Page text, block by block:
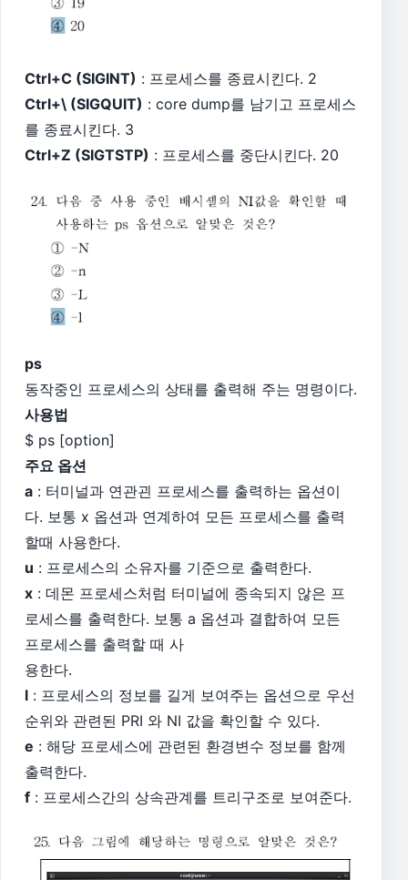
Ctrl+C (SIGINT) : 프로세스를 종료시킨다. 2
Ctrl+\ (SIGQUIT) : core dump를 남기고 프로세스
를 종료시킨다. 3
Ctrl+Z (SIGTSTP) : 프로세스를 중단시킨다. 20
ps
동작중인 프로세스의 상태를 출력해 주는 명령이다.
사용법
$ ps [option]
주요 옵션
a : 터미널과 연관괸 프로세스를 출력하는 옵션이
다. 보통 x 옵션과 연계하여 모든 프로세스를 출력
할때 사용한다.
u : 프로세스의 소유자를 기준으로 출력한다.
x : 데몬 프로세스처럼 터미널에 종속되지 않은 프
로세스를 출력한다. 보통 a 옵션과 결합하여 모든
프로세스를 출력할 때 사
용한다.
l : 프로세스의 정보를 길게 보여주는 옵션으로 우선
순위와 관련된 PRI 와 NI 값을 확인할 수 있다.
e : 해당 프로세스에 관련된 환경변수 정보를 함께
출력한다.
f : 프로세스간의 상속관계를 트리구조로 보여준다.